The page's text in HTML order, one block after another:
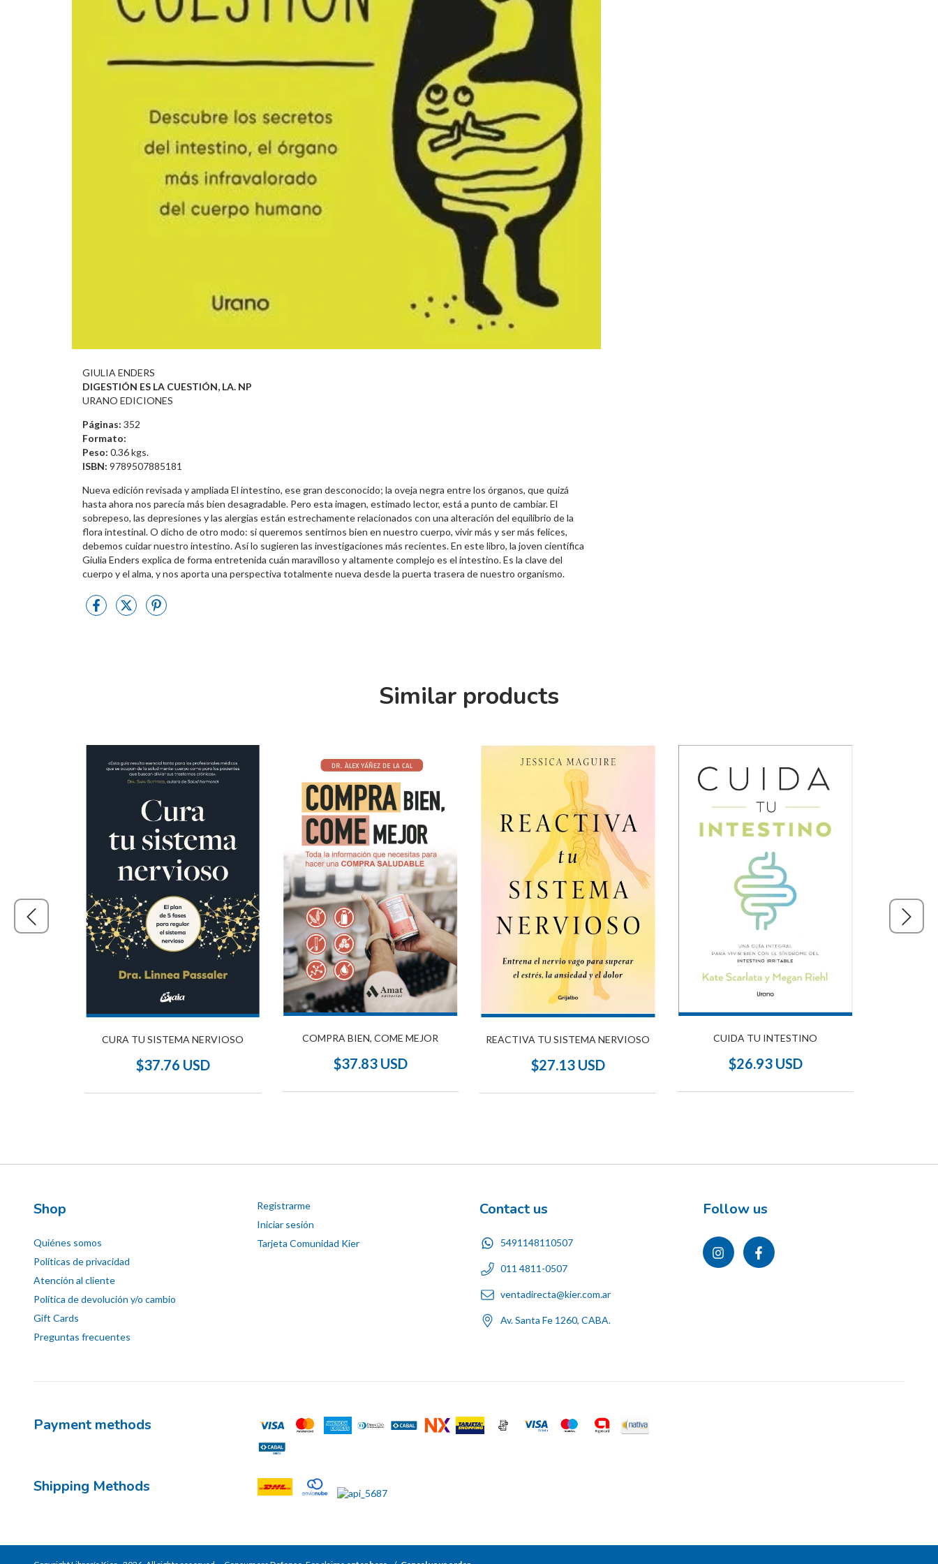
GIULIA ENDERS
DIGESTIÓN ES LA CUESTIÓN, LA. NP
URANO EDICIONES
Páginas: 352
Formato:
Peso: 0.36 kgs.
ISBN: 9789507885181
Nueva edición revisada y ampliada El intestino, ese gran desconocido; la oveja negra entre los órganos, que quizá
hasta ahora nos parecía más bien desagradable. Pero esta imagen, estimado lector, está a punto de cambiar. El
sobrepeso, las depresiones y las alergias están estrechamente relacionados con una alteración del equilibrio de la
flora intestinal. O dicho de otro modo: si queremos sentirnos bien en nuestro cuerpo, vivir más y ser más felices,
debemos cuidar nuestro intestino. Así lo sugieren las investigaciones más recientes. En este libro, la joven científica
Giulia Enders explica de forma entretenida cuán maravilloso y altamente complejo es el intestino. Es la clave del
cuerpo y el alma, y nos aporta una perspectiva totalmente nueva desde la puerta trasera de nuestro organismo.
Similar products
CURA TU SISTEMA NERVIOSO
$37.76 USD
COMPRA BIEN, COME MEJOR
$37.83 USD
REACTIVA TU SISTEMA NERVIOSO
$27.13 USD
CUIDA TU INTESTINO
$26.93 USD
Shop
Quiénes somos
Políticas de privacidad
Atención al cliente
Política de devolución y/o cambio
Gift Cards
Preguntas frecuentes
Registrarme
Iniciar sesión
Tarjeta Comunidad Kier
Contact us
5491148110507
011 4811-0507
ventadirecta@kier.com.ar
Av. Santa Fe 1260, CABA.
Follow us
Payment methods
Shipping Methods